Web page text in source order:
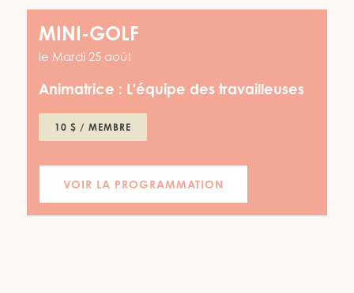
MINI-GOLF
le Mardi 25 août
Animatrice : L'équipe des travailleuses
10 $ / MEMBRE
VOIR LA PROGRAMMATION